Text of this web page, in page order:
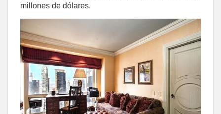
millones de dólares.